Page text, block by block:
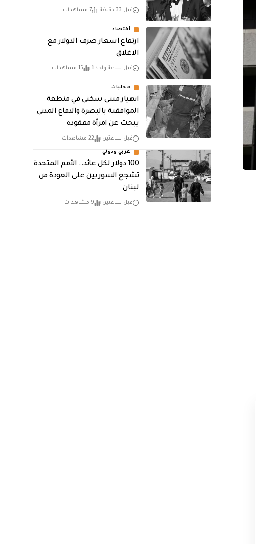
قبل 33 دقيقة 7 مشاهدات
أقتصاد
ارتفاع اسعار صرف الدولار مع
الاغلاق
قبل ساعة واحدة 15 مشاهدات
محليات
انهيار مبنى سكني في منطقة
الموافقية بالبصرة والدفاع المدني
يبحث عن امرأة مفقودة
قبل ساعتين 22 مشاهدات
عربي ودولي
100 دولار لكل عائد.. الأمم المتحدة
تشجع السوريين على العودة من
لبنان
قبل ساعتين 9 مشاهدات